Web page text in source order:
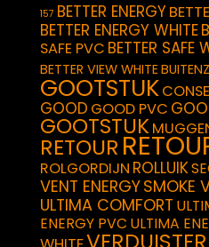
157 BETTER ENERGY
BETTER ENERGY WHITE
SAFE PVC BETTER SAFE
BETTER VIEW WHITE
GOOTSTUK
GOOD GOOD PVC
GOOTSTUK
RETOUR
ROLGORDIJN ROLLUIK
VENT ENERGYSMOKE
ULTIMA COMFORT
ENERGY PVC ULTIMA